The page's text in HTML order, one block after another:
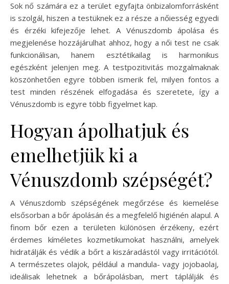
Sok nő számára ez a terület egyfajta önbizalomforrásként
is szolgál, hiszen a testüknek ez a része a nőiesség egyedi
és érzéki kifejezője lehet. A Vénuszdomb ápolása és
megjelenése hozzájárulhat ahhoz, hogy a női test ne csak
funkcionálisan, hanem esztétikailag is harmonikus
egészként jelenjen meg. A testpozitivitás mozgalmaknak
köszönhetően egyre többen ismerik fel, milyen fontos a
test minden részének elfogadása és szeretete, így a
Vénuszdomb is egyre több figyelmet kap.
Hogyan ápolhatjuk és
emelhetjük ki a
Vénuszdomb szépségét?
A Vénuszdomb szépségének megőrzése és kiemelése
elsősorban a bőr ápolásán és a megfelelő higiénén alapul. A
finom bőr ezen a területen különösen érzékeny, ezért
érdemes kíméletes kozmetikumokat használni, amelyek
hidratálják és védik a bőrt a kiszáradástól vagy irritációtól.
A természetes olajok, például a mandula- vagy jojobaolaj,
ideálisak lehetnek a bőrápolásban, mert táplálják és